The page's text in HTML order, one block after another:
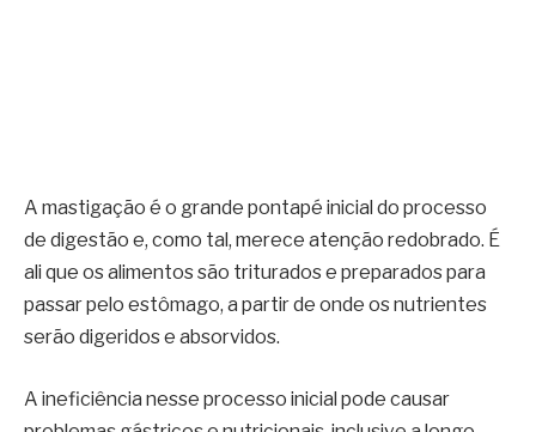
A mastigação é o grande pontapé inicial do processo
de digestão e, como tal, merece atenção redobrado. É
ali que os alimentos são triturados e preparados para
passar pelo estômago, a partir de onde os nutrientes
serão digeridos e absorvidos.
A ineficiência nesse processo inicial pode causar